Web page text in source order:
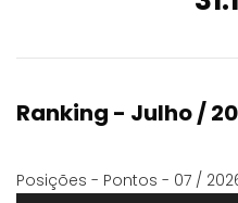
Ranking - Julho /
Posições - Pontos - 07 /